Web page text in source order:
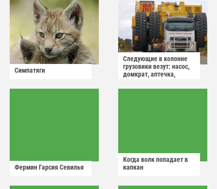
Симпатяги
Следующие в колонне
грузовики везут: насос,
домкрат, аптечка,
Фермин Гарсия Севилья
Когда волк попадает в
капкан